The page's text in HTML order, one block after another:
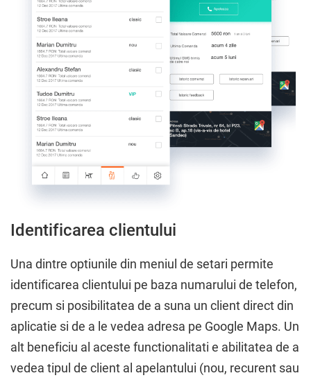
Identificarea clientului
Una dintre optiunile din meniul de setari permite
identificarea clientului pe baza numarului de telefon,
precum si posibilitatea de a suna un client direct din
aplicatie si de a le vedea adresa pe ​Google​ ​Maps. Un
alt beneficiu al aceste functionalitati e abilitatea de a
vedea tipul de client al apelantului (nou, recurent sau